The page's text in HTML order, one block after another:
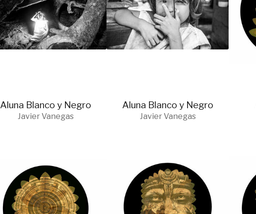
Aluna Blanco y Negro
Javier Vanegas
Aluna Blanco y Negro
Javier Vanegas